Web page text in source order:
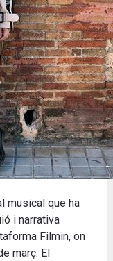
musical que ha
i narrativa
Filmin, on
març. El